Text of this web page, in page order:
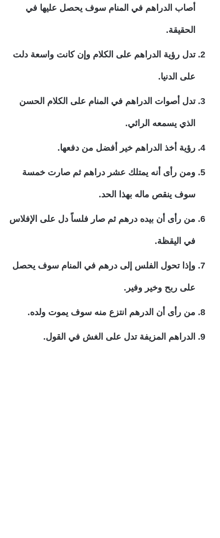
أصاب الدراهم في المنام سوف يحصل عليها في
الحقيقة.
تدل رؤية الدراهم على الكلام وإن كانت واسعة دلت
على الدنيا.
تدل أصوات الدراهم في المنام على الكلام الحسن
الذي يسمعه الرائي.
رؤية أخذ الدراهم خير أفضل من دفعها.
ومن رأى أنه يمتلك عشر دراهم ثم صارت خمسة
سوف ينقص ماله بهذا الحد.
من رأى أن بيده درهم ثم صار فلساً دل على الإفلاس
في اليقظة.
وإذا تحول الفلس إلى درهم في المنام سوف يحصل
على ربح وخير وفير.
من رأى أن الدرهم انتزع منه سوف يموت ولده.
الدراهم المزيفة تدل على الغش في القول.